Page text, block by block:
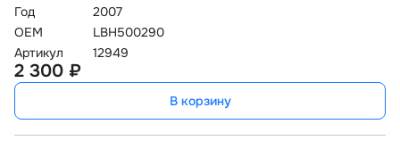
Год
2007
OEM
LBH500290
Артикул
12949
2 300 ₽
В корзину